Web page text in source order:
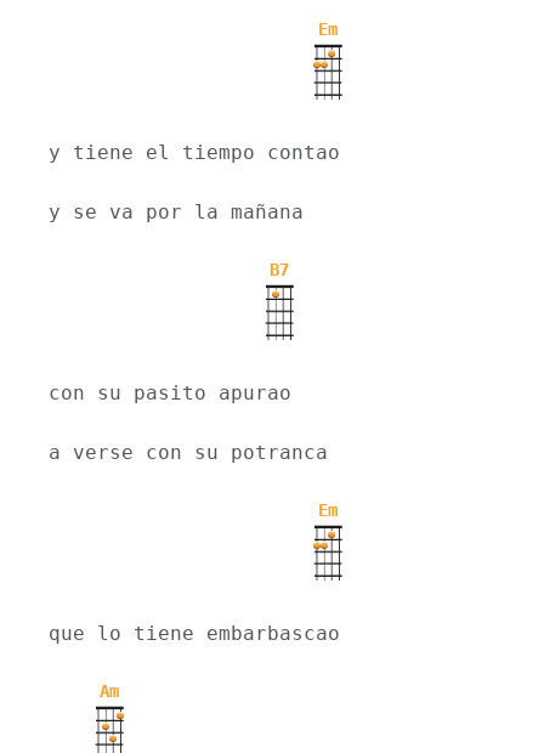
Em
y tiene el tiempo contao
y se va por la mañana
B7
con su pasito apurao
a verse con su potranca
Em
que lo tiene embarbascao
Am